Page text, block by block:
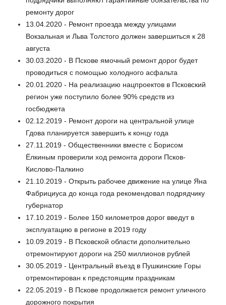
ремонту дорог
13.04.2020 - Ремонт проезда между улицами
Вокзальная и Льва Толстого должен завершиться к 28
августа
30.03.2020 - В Пскове ямочный ремонт дорог будет
проводиться с помощью холодного асфальта
20.01.2020 - На реализацию нацпроектов в Псковский
регион уже поступило более 90% средств из
госбюджета
02.12.2019 - Ремонт дороги на центральной улице
Гдова планируется завершить к концу года
27.11.2019 - Общественники вместе с Борисом
Ёлкиным проверили ход ремонта дороги Псков-
Кислово-Палкино
21.10.2019 - Открыть рабочее движение на улице Яна
Фабрициуса до конца года рекомендовал подрядчику
губернатор
17.10.2019 - Более 150 километров дорог введут в
эксплуатацию в регионе в 2019 году
10.09.2019 - В Псковской области дополнительно
отремонтируют дороги на 250 миллионов рублей
30.05.2019 - Центральный въезд в Пушкинские Горы
отремонтирован к предстоящим праздникам
22.05.2019 - В Пскове продолжается ремонт уличного
дорожного покрытия